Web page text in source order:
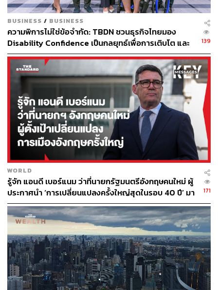
ในภาพรวม KKP Research จึงประเมินว่าเศรษฐกิจไทยในปี
2022 จะเติบโตได้ที่ระดับ 3.9% ซึ่งถือว่าไม่สูงมากเมื่อเทียบ
กับการหดตัวในปี 2020 ที่ 6.1% และปี 2021 ที่คาดว่าจะฟื้น
ตัวกลับมาเพียง 0.9% โดยมีการบริโภคและการท่องเที่ยวเป็น
สองปัจจัยสำคัญที่ขับเคลื่อนเศรษฐกิจไทย แต่เศรษฐกิจไทยยัง
คงอยู่ต่ำกว่าระดับก่อนเกิดวิกฤตโควิดไปตลอดทั้งปี และยัง
ต้องจับตาความเสี่ยงหากสถานการณ์ระบาดยืดเยื้อหรือมีการ
ระบาดรอบใหม่ในช่วงครึ่งหลังของปี
ด้านความเสี่ยงที่ต้องจับตา KKP Research ยังมองว่าแม้
ความเสี่ยงจากโอมิครอนจะต่ำ แต่การระบาดที่เกิดได้ง่ายขึ้น
อาจสร้างแรงกดดันต่อระบบสาธารณสุขได้ในระยะสั้น และ
นโยบายภาครัฐในการบริหารจัดการระบบสาธารณสุขจะส่ง
ผลสำคัญต่อผลกระทบของการระบาด เช่น หากมีนโยบายให้
คนติดเชื้อที่ความเสี่ยงต่ำต้องรักษาในโรงพยาบาล อาจทำให้
ระบบสาธารณสุขถึงขีดจำกัดเร็วกว่าที่ควรจะเป็นและมีคนสูง
อายุที่ไม่สามารถเข้ารับการรักษาได้เป็นจำนวนมาก
ดังนั้นในกรณีเลวร้ายที่การระบาดนำไปสู่การปิดเมือง จะ
สร้างผลกระทบต่อเศรษฐกิจไทยอย่างหนัก ดังต่อไปนี้
การบริโภคในประเทศมีแนวโน้มชะลอตัวลงอีก และจะ
ส่งผลสำคัญต่อการฟื้นตัวของเศรษฐกิจ โดยกลุ่มธุรกิจที่
จะได้รับผลกระทบหนัก คือ ที่พักและอาหาร การขนส่ง
และการค้า ซึ่งจะส่งผลกระทบต่อกระแสเงินสดและผล
BUSINESS / BUSINESS
ความพิการไม่ใช่ข้อจำกัด: TBDN ชวนธุรกิจไทยมอง
Disability Confidence เป็นกลยุทธ์เพื่อการเติบโต และ
อนาคตแรงงานไทย
139
WORLD
รู้จัก แอนดี เบอร์แนม ว่าที่นายกรัฐมนตรีอังกฤษคนใหม่ ผู้
ประกาศนำ ‘การเปลี่ยนแปลงครั้งใหญ่สุดในรอบ 40 ปี’ มา
สู่การเมืองอังกฤษ
171